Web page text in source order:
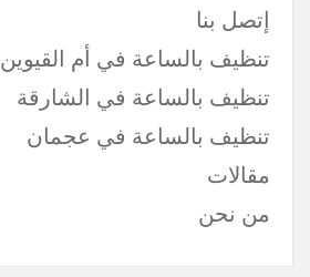
إتصل بنا
تنظيف بالساعة في أم القيوين
تنظيف بالساعة في الشارقة
تنظيف بالساعة في عجمان
مقالات
من نحن